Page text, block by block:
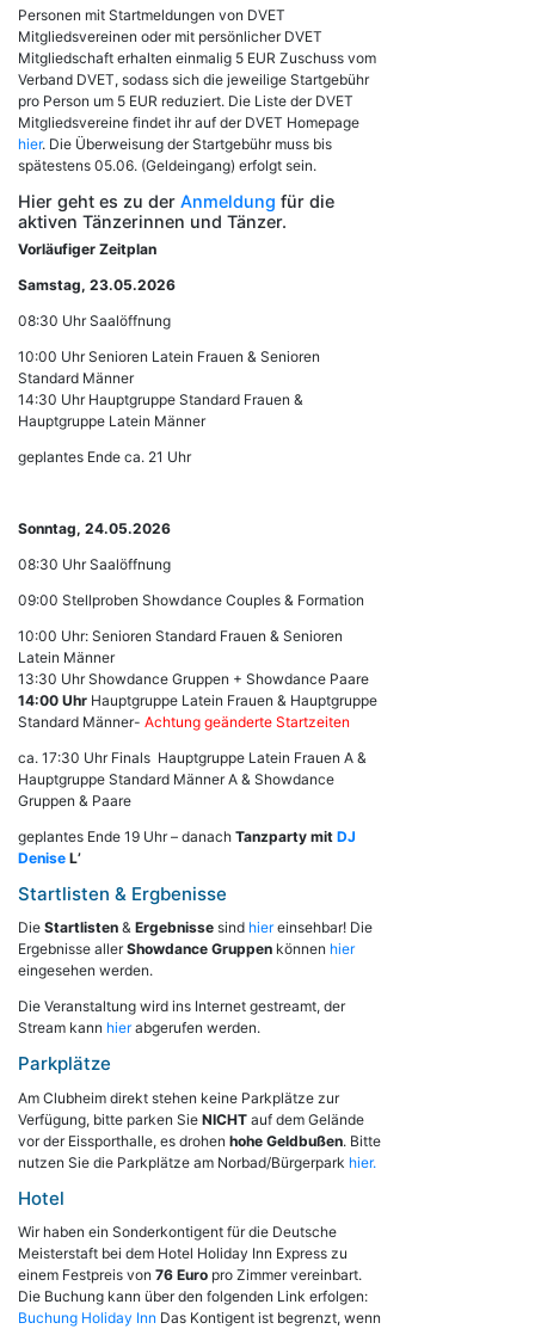
Personen mit Startmeldungen von DVET
Mitgliedsvereinen oder mit persönlicher DVET
Mitgliedschaft erhalten einmalig 5 EUR Zuschuss vom
Verband DVET, sodass sich die jeweilige Startgebühr
pro Person um 5 EUR reduziert. Die Liste der DVET
Mitgliedsvereine findet ihr auf der DVET Homepage
hier. Die Überweisung der Startgebühr muss bis
spätestens 05.06. (Geldeingang) erfolgt sein.
Hier geht es zu der Anmeldung für die
aktiven Tänzerinnen und Tänzer.
Vorläufiger Zeitplan
Samstag, 23.05.2026
08:30 Uhr Saalöffnung
10:00 Uhr Senioren Latein Frauen & Senioren
Standard Männer
14:30 Uhr Hauptgruppe Standard Frauen &
Hauptgruppe Latein Männer
geplantes Ende ca. 21 Uhr
Sonntag, 24.05.2026
08:30 Uhr Saalöffnung
09:00 Stellproben Showdance Couples & Formation
10:00 Uhr: Senioren Standard Frauen & Senioren
Latein Männer
13:30 Uhr Showdance Gruppen + Showdance Paare
14:00 Uhr Hauptgruppe Latein Frauen & Hauptgruppe
Standard Männer- Achtung geänderte Startzeiten
ca. 17:30 Uhr Finals Hauptgruppe Latein Frauen A &
Hauptgruppe Standard Männer A & Showdance
Gruppen & Paare
geplantes Ende 19 Uhr – danach Tanzparty mit DJ
Denise L’
Startlisten & Ergbenisse
Die Startlisten & Ergebnisse sind hiereinsehbar! Die
Ergebnisse allerShowdance Gruppen können hier
eingesehen werden.
Die Veranstaltung wird ins Internet gestreamt, der
Stream kann hierabgerufen werden.
Parkplätze
Am Clubheim direkt stehen keine Parkplätze zur
Verfügung, bitte parken Sie NICHT auf dem Gelände
vor der Eissporthalle, es drohen hohe Geldbußen. Bitte
nutzen Sie die Parkplätze am Norbad/Bürgerpark hier.
Hotel
Wir haben ein Sonderkontigent für die Deutsche
Meisterstaft bei dem Hotel Holiday Inn Express zu
einem Festpreis von 76 Euro pro Zimmer vereinbart.
Die Buchung kann über den folgenden Link erfolgen:
Buchung Holiday Inn Das Kontigent ist begrenzt, wenn